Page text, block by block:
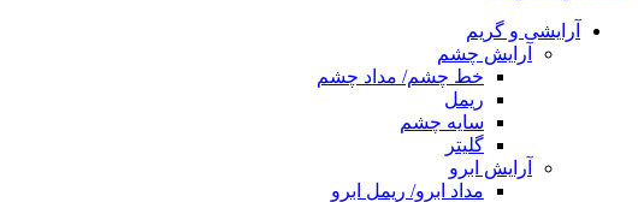
آرایشی و گریم
آرایش چشم
خط چشم/ مداد چشم
ریمل
سایه چشم
گلیتر
آرایش ابرو
مداد ابرو/ ریمل ابرو